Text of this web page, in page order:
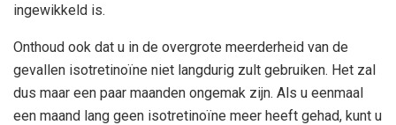
ingewikkeld is.
Onthoud ook dat u in de overgrote meerderheid van de
gevallen isotretinoïne niet langdurig zult gebruiken. Het zal
dus maar een paar maanden ongemak zijn. Als u eenmaal
een maand lang geen isotretinoïne meer heeft gehad, kunt u